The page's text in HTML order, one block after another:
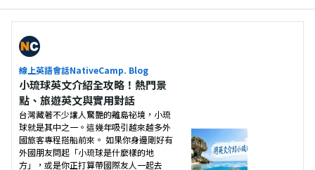
線上英語會話NativeCamp. Blog
小琉球英文介紹全攻略！熱門景
點、旅遊英文與實用對話
台灣藏著不少讓人驚艷的離島祕境，小琉
球就是其中之一。這幾年吸引越來越多外
國旅客專程搭船前來。 如果你身邊剛好有
外國朋友問起「小琉球是什麼樣的地
方」，或是你正打算帶國際友人一起去